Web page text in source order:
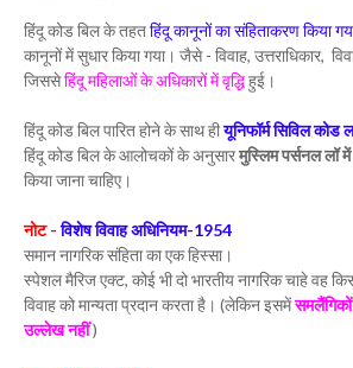
हिंदू कोड बिल के तहतहिंदू कानूनों का संहिताकरण किया
कानूनों में सुधार किया गया। जैसे - विवाह, उत्तराधिकार,
जिससेहिंदू महिलाओं के अधिकारों में वृद्धिहुई।
हिंदू कोड बिल पारित होने के साथ हीयूनिफॉर्म सिविल कोड
हिंदू कोड बिल के आलोचकों के अनुसारमुस्लिम पर्सनल लॉ
किया जाना चाहिए।
नोट -विशेष विवाह अधिनियम-1954
समान नागरिक संहिता का एक हिस्सा।
स्पेशल मैरिज एक्ट, कोई भी दो भारतीय नागरिक चाहे वह
विवाह को मान्यता प्रदान करता है। (लेकिन इसमेंसमलैंगिकों
उल्लेख नहीं)